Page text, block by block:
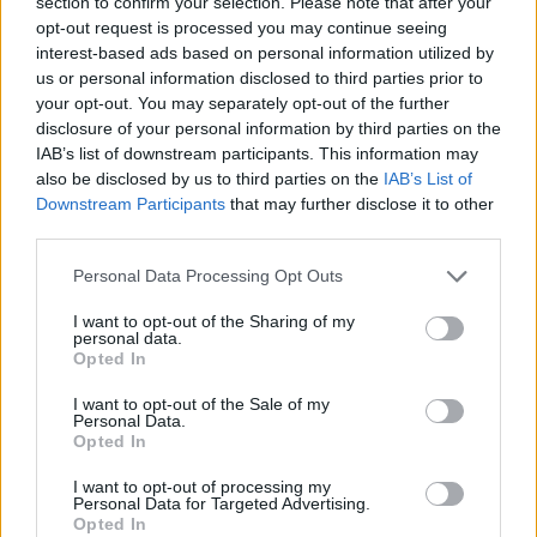
opt-out request is processed you may continue seeing
interest-based ads based on personal information utilized by
us or personal information disclosed to third parties prior to
your opt-out. You may separately opt-out of the further
disclosure of your personal information by third parties on the
IAB’s list of downstream participants. This information may
also be disclosed by us to third parties on the IAB’s List of
Downstream Participants that may further disclose it to other
Please note that this website/app uses one or more Google
not limited to your visit or usage behaviour. You may click to
grant or deny consent to Google and its third-party tags to
use your data for below specified purposes in below Google
consent section.
Personal Data Processing Opt Outs
I want to opt-out of the Sharing of my
personal data.
Opted In
I want to opt-out of the Sale of my
Personal Data.
Opted In
I want to opt-out of processing my
Personal Data for Targeted Advertising.
Opted In
esetleges betegségeket, és megelőzzük a
súlyosabb szövődményeket, illetve léteznek
speciálisabb, például a gyógyszerérzékenységeket,
az ételintoleranciát vagy akár a genetikai őseinket —
sőt, a koffeinérzékenységet — megmutató
vizsgálatok is. A SYNLAB karácsony alkalmából
most ajándékutalványokat kínál, amelyek figyelmes,
csomagok általános állapotfelmérő és prevenciós
vizsgálatokat tartalmaznak, amelyek mellett
speciálisan férfiakra és nőkre szabott vizsgálatok,
hosszútávú egészségi állapotot befolyásoló, és a
hosszútávú egészségmegőrzést szolgáló genetikai
vizsgálatok is megtalálhatóak.
Kérdés lehet, hogy milyen szűrővizsgálatot
válasszunk, hiszen nem mindenki számára ugyanaz